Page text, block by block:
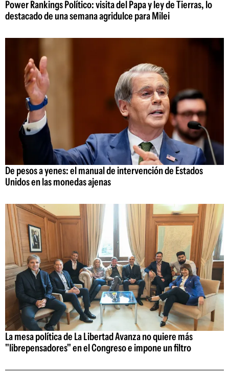
Power Rankings Político: visita del Papa y ley de Tierras, lo
destacado de una semana agridulce para Milei
De pesos a yenes: el manual de intervención de Estados
Unidos en las monedas ajenas
La mesa política de La Libertad Avanza no quiere más
"librepensadores" en el Congreso e impone un filtro